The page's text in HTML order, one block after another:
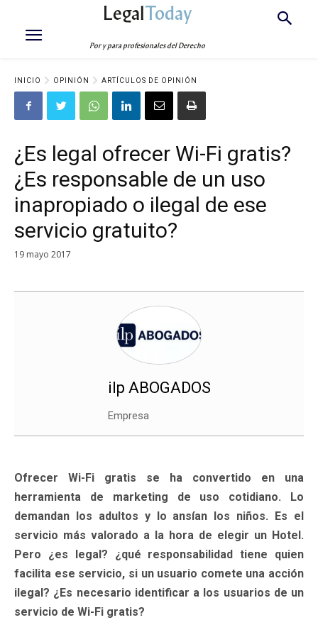
LegalToday
Por y para profesionales del Derecho
INICIO OPINIÓN ARTÍCULOS DE OPINIÓN
¿Es legal ofrecer Wi-Fi gratis?
¿Es responsable de un uso
inapropiado o ilegal de ese
servicio gratuito?
19 mayo 2017
ilp ABOGADOS
Empresa
Ofrecer Wi-Fi gratis se ha convertido en una
herramienta de marketing de uso cotidiano. Lo
demandan los adultos y lo ansían los niños. Es el
servicio más valorado a la hora de elegir un Hotel.
Pero ¿es legal? ¿qué responsabilidad tiene quien
facilita ese servicio, si un usuario comete una acción
ilegal? ¿Es necesario identificar a los usuarios de un
servicio de Wi-Fi gratis?